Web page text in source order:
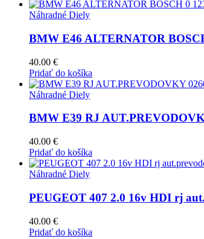
Náhradné Diely
BMW E46 ALTERNATOR
40.00 €
Pridať do košíka
Náhradné Diely
BMW E39 RJ
40.00 €
Pridať do košíka
Náhradné Diely
PEUGEOT 407 2.0 16v HDI rj
40.00 €
Pridať do košíka